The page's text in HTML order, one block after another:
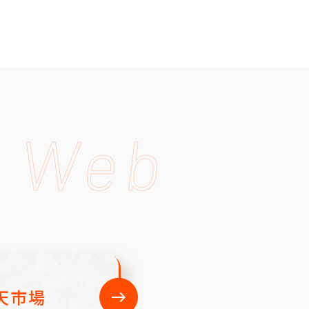
市場 east